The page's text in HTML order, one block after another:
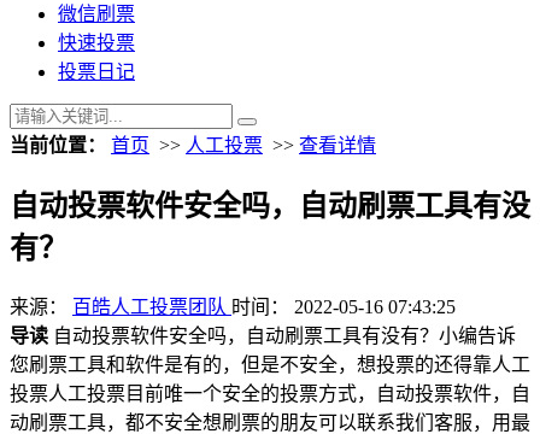
微信刷票
快速投票
投票日记
当前位置： 首页 >> 人工投票 >> 查看详情
自动投票软件安全吗，自动刷票工具有没
有？
来源： 百皓人工投票团队 时间： 2022-05-16 07:43:25
导读 自动投票软件安全吗，自动刷票工具有没有？小编告诉
您刷票工具和软件是有的，但是不安全，想投票的还得靠人工
投票人工投票目前唯一个安全的投票方式，自动投票软件，自
动刷票工具，都不安全想刷票的朋友可以联系我们客服，用最